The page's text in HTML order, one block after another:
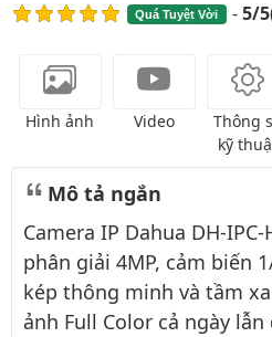
Quá Tuyệt Vời -5/5
Hình ảnh Video
Thông
kỹ
Mô tả ngắn
Camera IP Dahua DH-IPC-
phân giải 4MP, cảm biến
kép thông minh và tầm
ảnh Full Color cả ngày